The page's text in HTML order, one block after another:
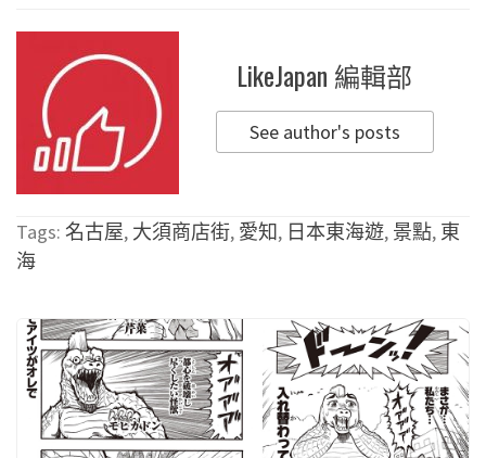
LikeJapan 編輯部
See author's posts
Tags: 名古屋, 大須商店街, 愛知, 日本東海遊, 景點, 東
海